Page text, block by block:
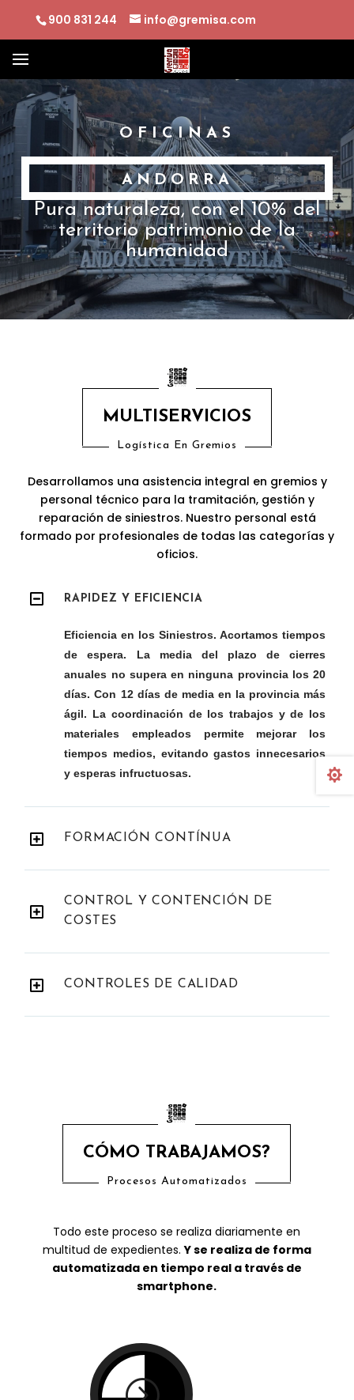
900 831 244 info@gremisa.com
OFICINAS
ANDORRA
Pura naturaleza, con el 10% del
territorio patrimonio de la
humanidad
MULTISERVICIOS
Logística En Gremios
Desarrollamos una asistencia integral en gremios y
personal técnico para la tramitación, gestión y
reparación de siniestros. Nuestro personal está
formado por profesionales de todas las categorías y
oficios.
RAPIDEZ Y EFICIENCIA
Eficiencia en los Siniestros. Acortamos tiempos
de espera. La media del plazo de cierres
anuales no supera en ninguna provincia los 20
días. Con 12 días de media en la provincia más
ágil. La coordinación de los trabajos y de los
materiales empleados permite mejorar los
tiempos medios, evitando gastos innecesarios
y esperas infructuosas.
FORMACIÓN CONTÍNUA
CONTROL Y CONTENCIÓN DE
COSTES
CONTROLES DE CALIDAD
CÓMO TRABAJAMOS?
Procesos Automatizados
Todo este proceso se realiza diariamente en
multitud de expedientes.Y se realiza de forma
automatizada en tiempo real a través de
smartphone.
